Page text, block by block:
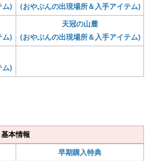
ム)
(おやぶんの出現場所＆入手アイテム)
ム)
天冠の山麓
(おやぶんの出現場所＆入手アイテム)
ム)
基本情報
早期購入特典